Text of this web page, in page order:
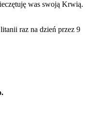
was swoją Krwią.
raz na dzień przez 9